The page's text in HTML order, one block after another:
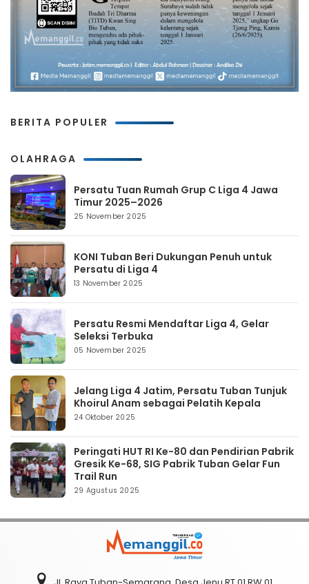
BERITA POPULER
OLAHRAGA
Persatu Tuan Rumah Grup C Liga 4 Jawa
Timur 2025–2026
25 November 2025
KONI Tuban Beri Dukungan Penuh untuk
Persatu di Liga 4
13 November 2025
Persatu Resmi Mendaftar Liga 4, Gelar
Seleksi Terbuka
05 November 2025
Jelang Liga 4 Jatim, Persatu Tuban Tunjuk
Khoirul Anam sebagai Pelatih Kepala
24 Oktober 2025
Peringati HUT RI Ke-80 dan Pendirian Pabrik
Gresik Ke-68, SIG Pabrik Tuban Gelar Fun
Trail Run
29 Agustus 2025